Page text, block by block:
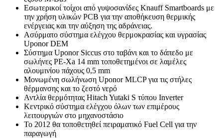
Εσωτερικοί τοίχοι από γυψοσανίδες Knauff Smartboards με
την χρήση υλικών PCB για την αποθήκευση θερμικής
ενέργειας και την αύξηση της αδράνειας.
Ασύρματο σύστημα ελέγχου θερμοκρασίας και υγρασίας
Uponor DEM
Σύστημα Uponor Siccus στο ταβάνι και το δάπεδο με
σωλήνες PE-Xa 14 mm τοποθετημένοι σε λαμέλες
αλουμινίου πάχους 0,5 mm
Μονωμένη σωλήνωση Uponor MLCP για τις στήλες
θέρμανσης και το ζεστό νερό
Αντλία θερμότητας Hitach Yutaki S τύπου Inverter
Κεντρικό σύστημα ελέγχου όλων των επιμέρους
λειτουργιών στο μηχανοστάσιο
Το 2012 θα τοποθετηθεί πειραματικό Fuel Cell για την
παραγωγή